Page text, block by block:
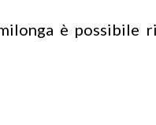
è possibile